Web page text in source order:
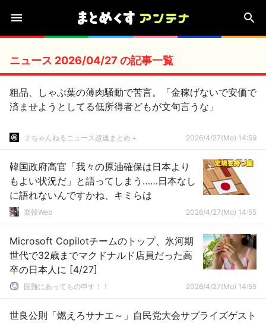
ニュース 2026/04/27 の記事一覧
粗品、しゃぶ葉の薄肉騒動で苦言。「金稼げないで安価で
済ませようとしてる低所得者どもが文句言うな」
２ちゃんねるニュース超速まとめ＋ 2026/4/27(Mo) 14:59
韓国政府高官「我々の原油確保は日本より
もよい状況だ」と語ってしまう……日本なし
に語れないんですかね、キミらは
楽韓Web 2026/4/27(Mo) 14:55
Microsoft Copilotチームのトップ、氷河期
世代で32歳までマクドナルド店員だった高
卒の日本人に [4/27]
国難にあってもの申す！！ 2026/4/27(Mo) 14:55
世良公則「燃えろサナエ～」自民党大会サプライズゲスト